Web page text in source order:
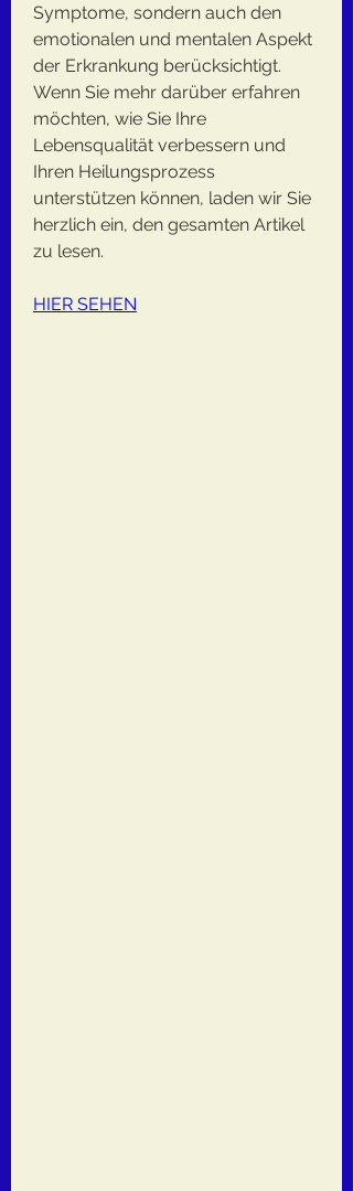
Symptome, sondern auch den
emotionalen und mentalen Aspekt
der Erkrankung berücksichtigt.
Wenn Sie mehr darüber erfahren
möchten, wie Sie Ihre
Lebensqualität verbessern und
Ihren Heilungsprozess
unterstützen können, laden wir Sie
herzlich ein, den gesamten Artikel
zu lesen.
HIER SEHEN